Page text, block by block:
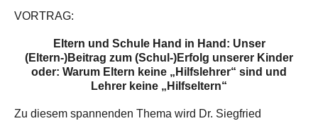
VORTRAG:
Eltern und Schule Hand in Hand: Unser
(Eltern-)Beitrag zum (Schul-)Erfolg unserer Kinder
oder: Warum Eltern keine „Hilfslehrer“ sind und
Lehrer keine „Hilfseltern“
Zu diesem spannenden Thema wird Dr. Siegfried